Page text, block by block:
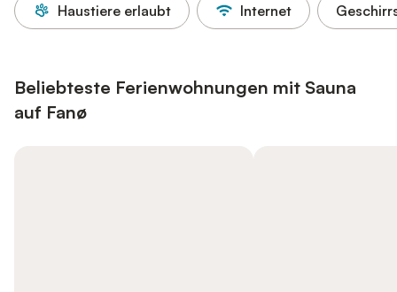
Haustiere erlaubt Internet
Beliebteste Ferienwohnungen mit Sauna
auf Fanø